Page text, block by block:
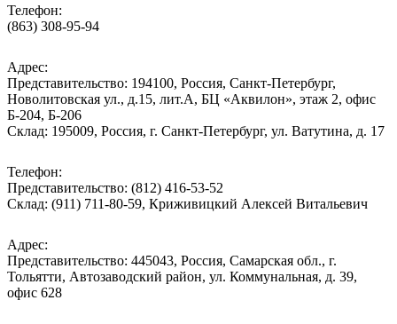
Телефон:
(863) 308-95-94
Адрес:
Представительство: 194100, Россия, Санкт-Петербург,
Новолитовская ул., д.15, лит.А, БЦ «Аквилон», этаж 2, офис
Б-204, Б-206
Склад: 195009, Россия, г. Санкт-Петербург, ул. Ватутина, д. 17
Телефон:
Представительство: (812) 416-53-52
Склад: (911) 711-80-59, Криживицкий Алексей Витальевич
Адрес:
Представительство: 445043, Россия, Самарская обл., г.
Тольятти, Автозаводский район, ул. Коммунальная, д. 39,
офис 628